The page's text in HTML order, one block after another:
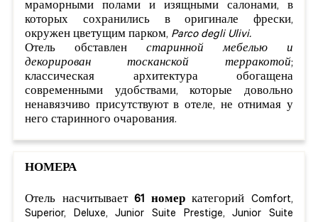
мраморными полами и изящными салонами, в
которых сохранились в оригинале фрески,
окружен цветущим парком, Parco degli Ulivi.
Отель обставлен старинной мебелью и
декорирован тосканской терракотой;
классическая архитектура обогащена
современными удобствами, которые довольно
ненавязчиво присутствуют в отеле, не отнимая у
него старинного очарования.
НОМЕРА
Отель насчитывает61 номеркатегорий Comfort,
Superior, Deluxe, Junior Suite Prestige, Junior Suite